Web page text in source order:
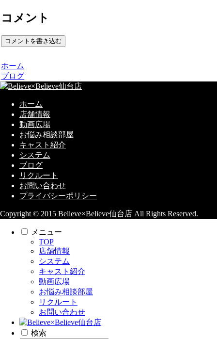
コメント
コメントを書き込む
ホーム
ブログ
ホーム
店舗情報
動画広場
お悩み相談部屋
キャスト紹介
システム
ブログ
リクルート
お問い合わせ
プライバシーポリシー
Copyright © 2015 Believe×Believe仙台店 All Rights Reserved.
メニュー
TOP
店舗情報
システム
キャスト紹介
動画広場
お悩み相談部屋
リクルート
お問い合わせ
検索